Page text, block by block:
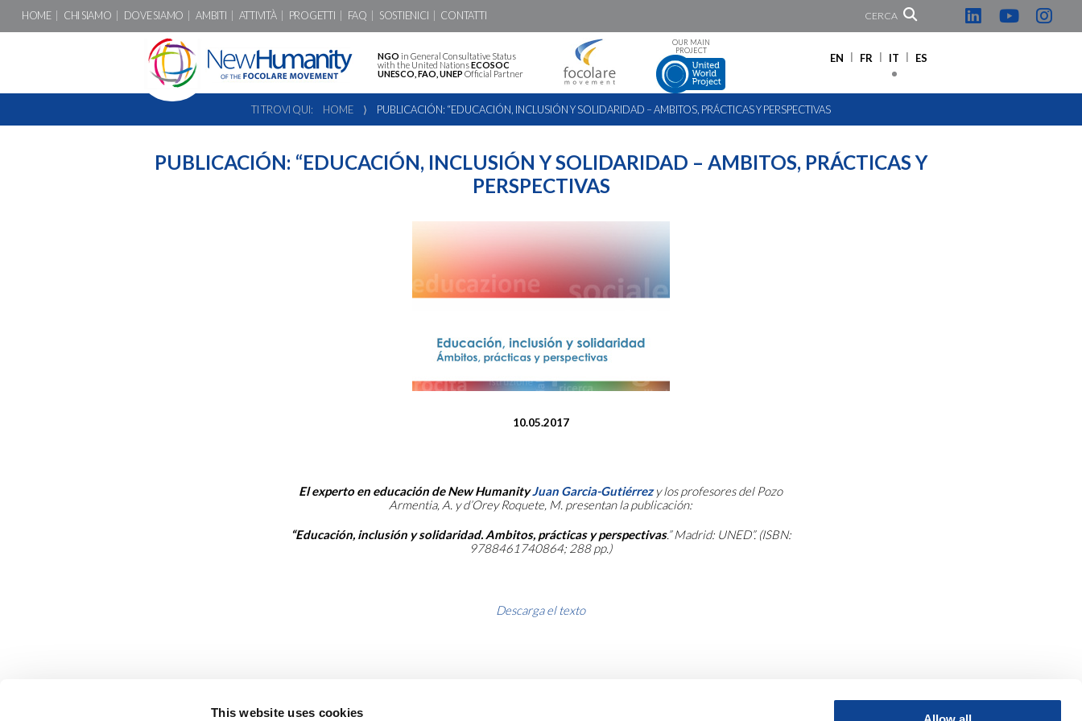
This website uses cookies
HOME CHI SIAMO DOVE SIAMO AMBITI ATTIVITÀ PROGETTI FAQ SOSTIENICI CONTATTI CERCA
NGO in General Consultative Status
with the United NationsECOSOC
UNESCO, FAO, UNEP Official Partner
OUR MAIN
PROJECT
EN FR IT ES
TI TROVI QUI: HOME ⟩ PUBLICACIÓN: “EDUCACIÓN, INCLUSIÓN Y SOLIDARIDAD – AMBITOS, PRÁCTICAS Y PERSPECTIVAS
PUBLICACIÓN: “EDUCACIÓN, INCLUSIÓN Y SOLIDARIDAD – AMBITOS, PRÁCTICAS Y
PERSPECTIVAS
10.05.2017
El experto en educación de New HumanityJuan Garcia-Gutiérrezy los profesores del Pozo
Armentia, A. y d’Orey Roquete, M. presentan la publicación:
“Educación, inclusión y solidaridad. Ambitos, prácticas y perspectivas.” Madrid: UNED”. (ISBN:
9788461740864; 288 pp.)
Descarga el texto